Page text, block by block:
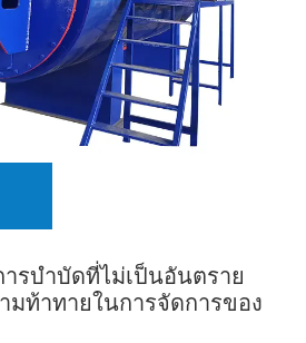
ารบำบัดที่ไม่เป็นอันตราย
มท้าทายในการจัดการของ